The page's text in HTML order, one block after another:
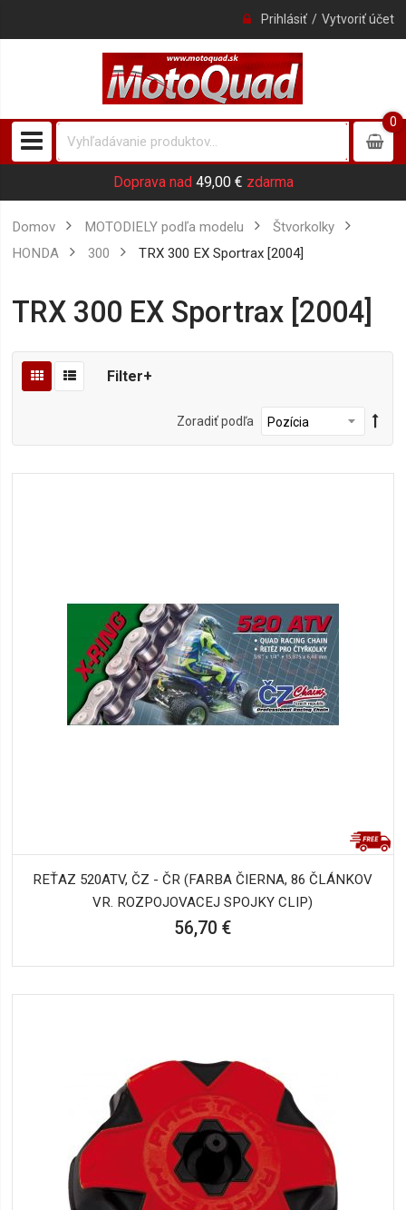
Prihlásiť Vytvoriť účet
0
0item
Doprava nad 49,00 € zdarma
Domov MOTODIELY podľa modelu
Štvorkolky
HONDA
300 TRX 300 EX Sportrax [2004]
TRX 300 EX Sportrax [2004]
Filter+
Zoradiť podľa
REŤAZ 520ATV, ČZ - ČR (FARBA ČIERNA, 86 ČLÁNKOV
VR. ROZPOJOVACEJ SPOJKY CLIP)
56,70 €